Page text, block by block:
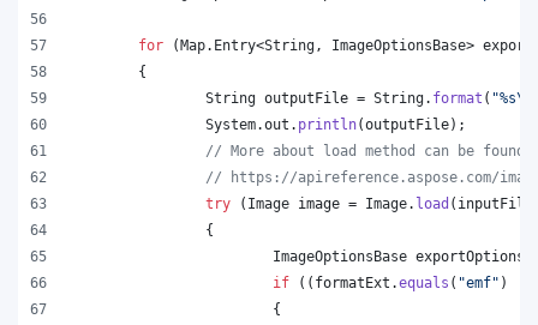
for (Map. Entry<String , ImageOptionsBase>
	{
String outputFile = String. format ( "%s\\
System.out . println(outputFile);
// More about load method can be found
// https://apireference.aspose.com/
try ( Image image = Image. load ( inputFile
		{
ImageOptionsBase exportOptions
if (( formatExt .equals ( "emf" )
			{